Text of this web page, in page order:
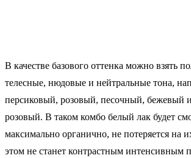
В качестве базового оттенка можно взять
телесные, нюдовые и нейтральные тона,
персиковый, розовый, песочный, бежевый
розовый. В таком комбо белый лак будет
максимально органично, не потеряется на
этом не станет контрастным интенсивным